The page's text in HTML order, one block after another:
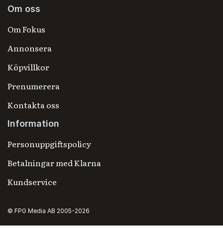
Om oss
Om Fokus
Annonsera
Köpvillkor
Prenumerera
Kontakta oss
Information
Personuppgiftspolicy
Betalningar med Klarna
Kundservice
© FPG Media AB 2005-2026